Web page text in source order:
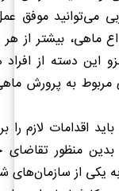
می‌توانید موفق
ماهی، بیشتر از
دسته از افراد
مربوط به پرورش
اقدامات لازم را
منظور تقاضای
یکی از سازمان‌های